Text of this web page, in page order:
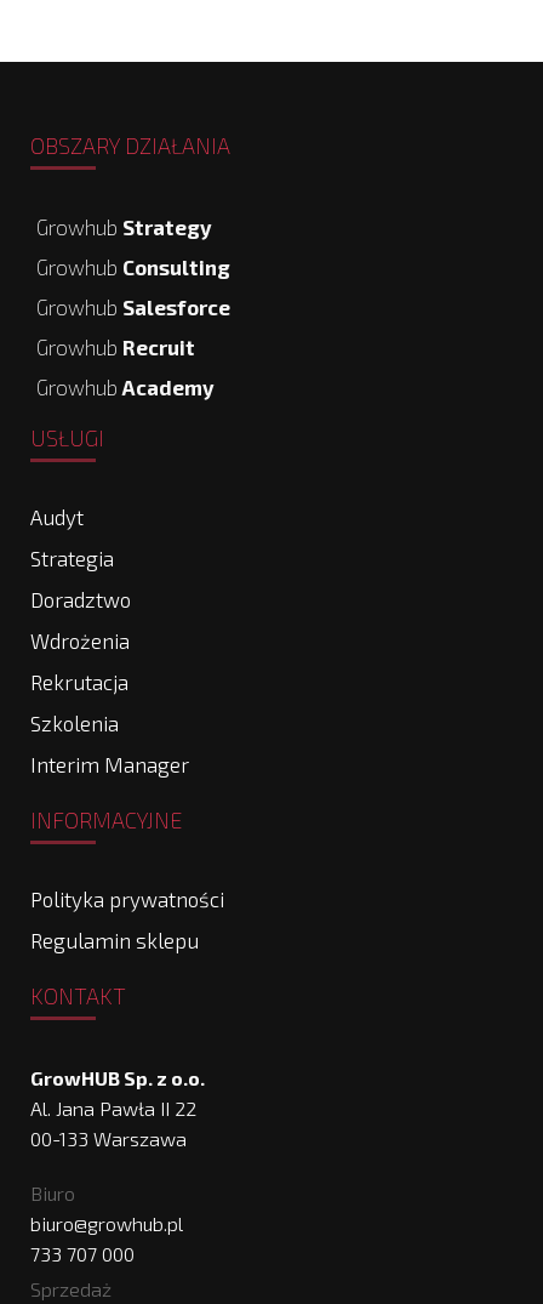
OBSZARY DZIAŁANIA
Growhub Strategy
Growhub Consulting
Growhub Salesforce
Growhub Recruit
Growhub Academy
USŁUGI
Audyt
Strategia
Doradztwo
Wdrożenia
Rekrutacja
Szkolenia
Interim Manager
INFORMACYJNE
Polityka prywatności
Regulamin sklepu
KONTAKT
GrowHUB Sp. z o.o.
Al. Jana Pawła II 22
00-133 Warszawa
Biuro
biuro@growhub.pl
733 707 000
Sprzedaż